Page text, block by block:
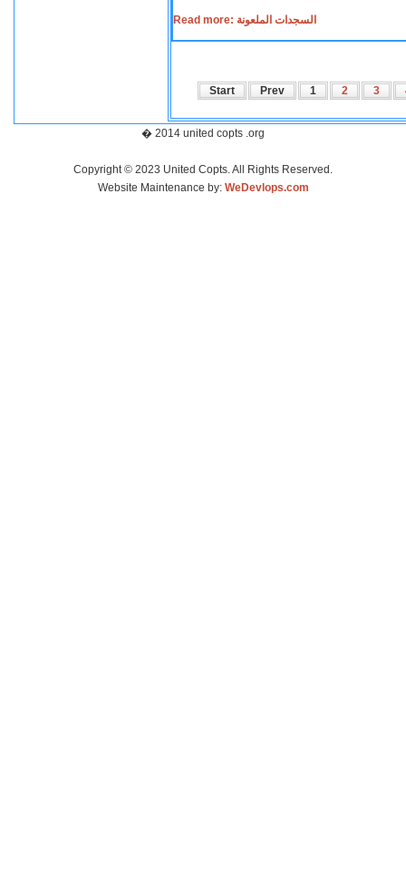
Read more: السجدات الملعونة
Start Prev 1 2 3
� 2014 united copts .org
Copyright © 2023 United Copts. All Rights Reserved.
Website Maintenance by: WeDevlops.com